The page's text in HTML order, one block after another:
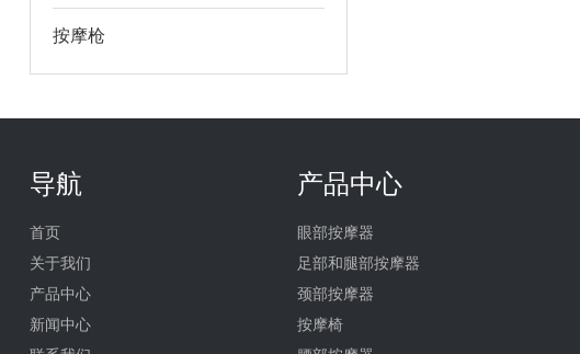
按摩枪
导航
首页
关于我们
产品中心
新闻中心
产品中心
眼部按摩器
足部和腿部按摩器
颈部按摩器
按摩椅